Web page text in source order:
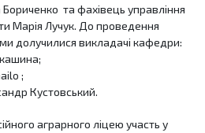
та фахівець управління
Марія Лучук. До проведення
долучилися викладачі кафедри:
;
Кустовський.
аграрного ліцею участь у